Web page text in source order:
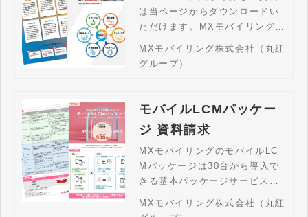
は当ページからダウンロードい
ただけます。MXモバイリングの
LCMサービス「itsmoBPO（イ
ツモBPO）」は、法人用PC・
トップで支援。LCM全体の代行
はもちろん、調達のみ・設定の
みといった部分的サポートも柔
軟に対応。デバイス管理の業務
効率化を実現します
MXモバイリング株式会社（丸紅
グループ）
モバイルLCMパッケー
ジ 資料請求
MXモバイリングのモバイルLC
Mパッケージは30台から導入で
きる基本パッケージサービスで
す。サービスに関する詳しい資
料は当ページからダウンロード
MXモバイリング株式会社（丸紅